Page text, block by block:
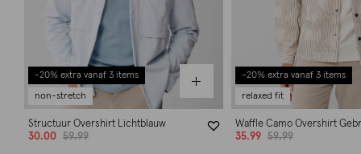
-20% extra vanaf 3 items
non-stretch
Structuur Overshirt Lichtblauw
30.00
59.99
-20% extra vanaf 3 items
relaxed fit
Waffle Camo Overshirt
35.99
59.99